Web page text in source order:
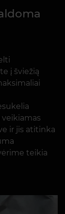
į šviežią
ir jis atitinka
teikia